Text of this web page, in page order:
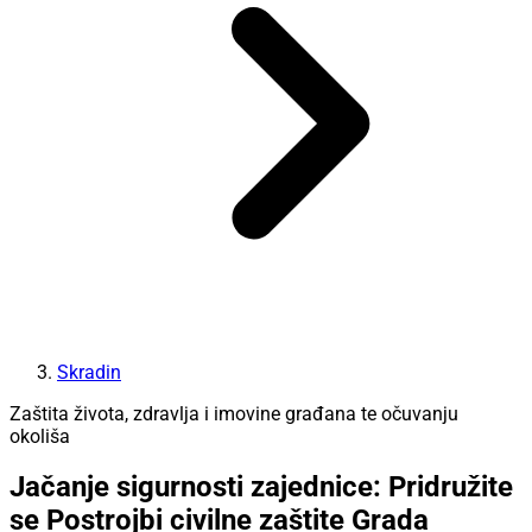
Skradin
Zaštita života, zdravlja i imovine građana te očuvanju
okoliša
Jačanje sigurnosti zajednice: Pridružite
se Postrojbi civilne zaštite Grada